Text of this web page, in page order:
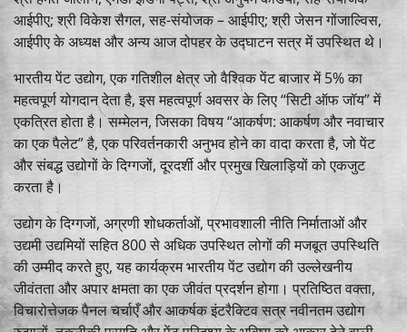
आईपीए; श्री विकेश सैगल, सह-संयोजक – आईपीए; श्री जेसन गोंजाल्विस,
आईपीए के अध्यक्ष और अन्य आज दोपहर के उद्घाटन सत्र में उपस्थित थे।
भारतीय पेंट उद्योग, एक गतिशील क्षेत्र जो वैश्विक पेंट बाजार में 5% का
महत्वपूर्ण योगदान देता है, इस महत्वपूर्ण अवसर के लिए “सिटी ऑफ जॉय” में
एकत्रित होता है। सम्मेलन, जिसका विषय “आकर्षण: आकर्षण और नवाचार
का एक पैलेट” है, एक परिवर्तनकारी अनुभव होने का वादा करता है, जो पेंट
और संबद्ध उद्योगों के दिग्गजों, दूरदर्शी और प्रमुख खिलाड़ियों को एकजुट
करता है।
उद्योग के दिग्गजों, अग्रणी शोधकर्ताओं, प्रभावशाली नीति निर्माताओं और
उद्यमी उद्यमियों सहित 800 से अधिक उपस्थित लोगों की मजबूत उपस्थिति
की उम्मीद करते हुए, यह कार्यक्रम भारतीय पेंट उद्योग की उल्लेखनीय
जीवंतता और अपार क्षमता का एक जीवंत प्रदर्शन होगा। प्रतिष्ठित वक्ता,
विचारोत्तेजक पैनल चर्चाएँ और आकर्षक इंटरैक्टिव सत्र नवीनतम उद्योग